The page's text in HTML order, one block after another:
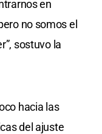
en
no somos el
sostuvo la
hacia las
del ajuste